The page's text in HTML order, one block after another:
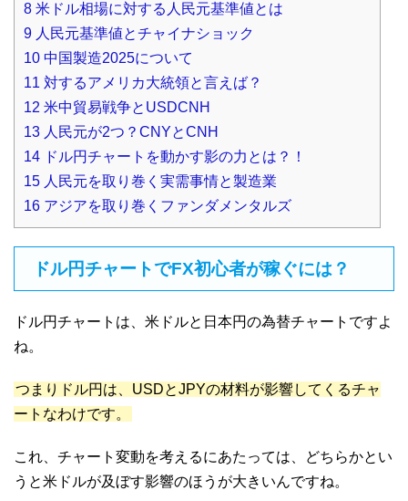
8 米ドル相場に対する人民元基準値とは
9 人民元基準値とチャイナショック
10 中国製造2025について
11 対するアメリカ大統領と言えば？
12 米中貿易戦争とUSDCNH
13 人民元が2つ？CNYとCNH
14 ドル円チャートを動かす影の力とは？！
15 人民元を取り巻く実需事情と製造業
16 アジアを取り巻くファンダメンタルズ
ドル円チャートでFX初心者が稼ぐには？
ドル円チャートは、米ドルと日本円の為替チャートですよ
ね。
つまりドル円は、USDとJPYの材料が影響してくるチャ
ートなわけです。
これ、チャート変動を考えるにあたっては、どちらかとい
うと米ドルが及ぼす影響のほうが大きいんですね。